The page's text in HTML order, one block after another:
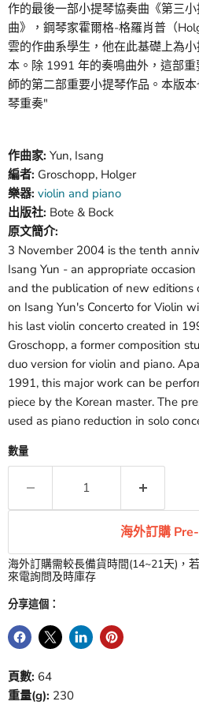
作的最後一部小提琴協奏曲《第三
曲》，鋼琴家霍爾格-格羅肖普（
雲的作曲系學生，他在此基礎上為
本。除 1991 年的奏鳴曲外，這部
師的第二部重要小提琴作品。本版
琴重奏"
作曲家: Yun, Isang
編者: Groschopp, Holger
樂器: violin and piano
出版社: Bote & Bock
原文簡介:
3 November 2004 is the tenth
Isang Yun - an appropriate
and the publication of new editions
on Isang Yun's Concerto for Violin
his last violin concerto created in
Groschopp, a former composition
duo version for violin and piano.
1991, this major work can be
piece by the Korean master. The
used as piano reduction in solo
數量
海外訂購
海外訂購需較長備貨時間(14~21天)，
來電詢問及時庫存
分享這個：
頁數: 64
重量(g): 230